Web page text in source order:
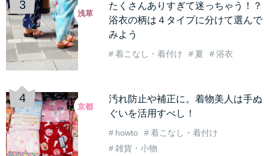
たくさんありすぎて迷っちゃう！？
浴衣の柄は４タイプに分けて選んで
みよう
着こなし・着付け 夏 浴衣
浅草
汚れ防止や補正に。着物美人は手ぬ
ぐいを活用すべし！
howto
着こなし・着付け
雑貨・小物
京都